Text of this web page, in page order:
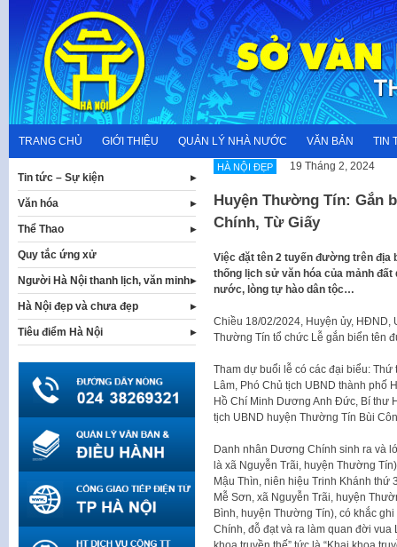
content
TRANG CHỦ GIỚI THIỆU QUẢN LÝ NHÀ NƯỚC VĂN BẢN TIN
HÀ NỘI ĐẸP 19 Tháng 2, 2024
Huyện Thường Tín: Gắn
Chính, Từ Giấy
Việc đặt tên 2 tuyến đường trên địa
thống lịch sử văn hóa của mảnh
nước, lòng tự hào dân tộc…
Chiều 18/02/2024, Huyện ủy, HĐND,
Thường Tín tổ chức Lễ gắn biển tên
Tham dự buổi lễ có các đại biểu:
Lâm, Phó Chủ tịch UBND thành phố
Hồ Chí Minh Dương Anh Đức, Bí thư
tịch UBND huyện Thường Tín Bùi
Danh nhân Dương Chính sinh ra và
là xã Nguyễn Trãi, huyện Thường
Mậu Thìn, niên hiệu Trinh Khánh thứ
Mễ Sơn, xã Nguyễn Trãi, huyện
Bình, huyện Thường Tín), có khắc
Chính, đỗ đạt và ra làm quan đời
Tin tức – Sự kiện
Văn hóa
Thể Thao
Quy tắc ứng xử
Người Hà Nội thanh lịch, văn minh
Hà Nội đẹp và chưa đẹp
Tiêu điểm Hà Nội